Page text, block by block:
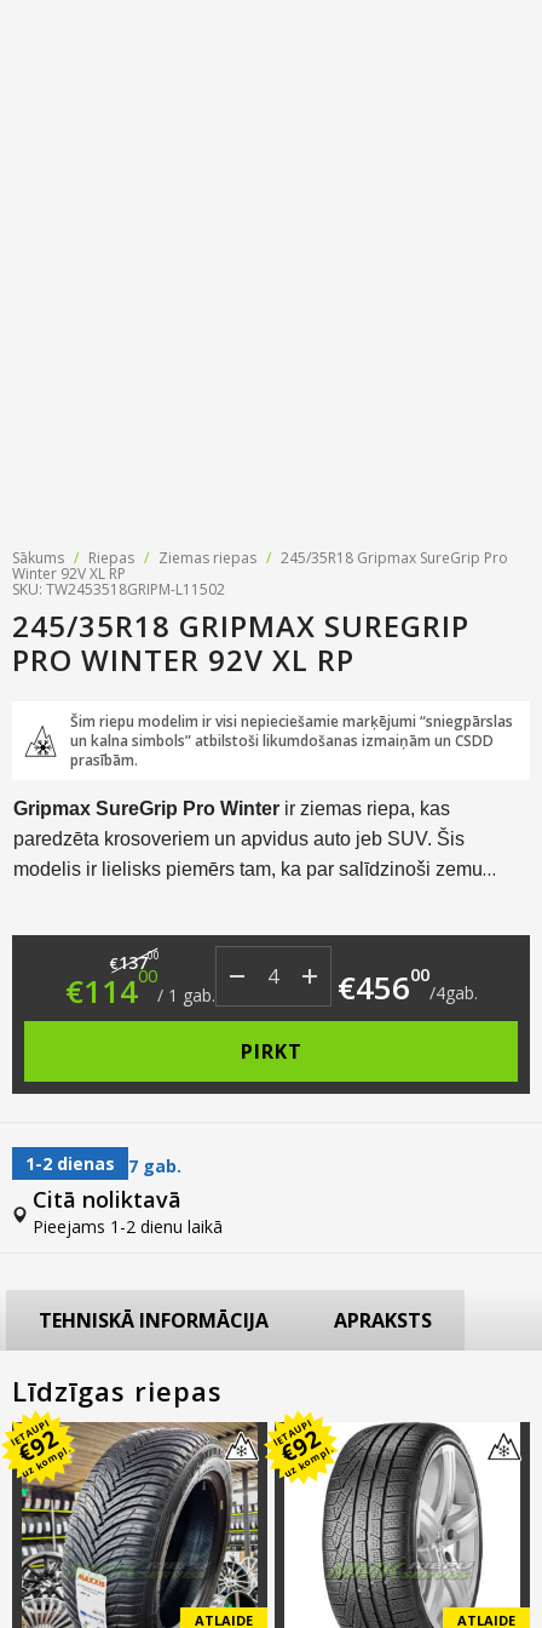
Sākums / Riepas / Ziemas riepas / 245/35R18 Gripmax SureGrip Pro
Winter 92V XL RP
SKU: TW2453518GRIPM-L11502
245/35R18 GRIPMAX SUREGRIP
PRO WINTER 92V XL RP
Šim riepu modelim ir visi nepieciešamie marķējumi “sniegpārslas
un kalna simbols” atbilstoši likumdošanas izmaiņām un CSDD
prasībām.
Gripmax SureGrip Pro Winter ir ziemas riepa, kas
paredzēta krosoveriem un apvidus auto jeb SUV. Šis
modelis ir lielisks piemērs tam, ka par salīdzinoši zemu
labiem veiktspējas rādītājiem visos aspektos.
€13700 Original price was: €137.00.
€11400 Current price is: €114.00.
/ 1 gab. €45600
/4gab.
PIRKT
1-2 dienas 7 gab.
Citā noliktavā
Pieejams 1-2 dienu laikā
TEHNISKĀ INFORMĀCIJA APRAKSTS
Līdzīgas riepas
IETAUPI
€92
uz kompl.
ATLAIDE
IETAUPI
€92
uz kompl.
ATLAIDE